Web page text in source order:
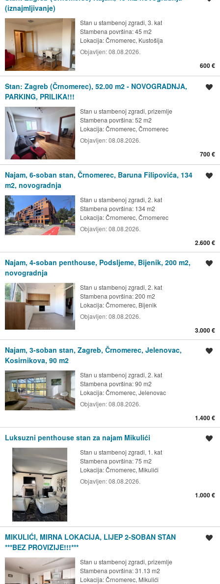
(iznajmljivanje)
Stan u stambenoj zgradi, 3. kat
Stambena površina: 45 m2
Lokacija:Črnomerec, Kustošija
Objavljen:08.08.2026.
600 €
Stan: Zagreb (Črnomerec), 52.00 m2 - NOVOGRADNJA,
PARKING, PRILIKA!!!
Stan u stambenoj zgradi, prizemlje
Stambena površina: 52 m2
Lokacija:Črnomerec, Črnomerec
Objavljen:08.08.2026.
700 €
Najam, 6-soban stan, Črnomerec, Baruna Filipovića, 134
m2, novogradnja
Stan u stambenoj zgradi, 2. kat
Stambena površina: 134 m2
Lokacija:Črnomerec, Črnomerec
Objavljen:08.08.2026.
2.600 €
Najam, 4-soban penthouse, Podsljeme, Bijenik, 200 m2,
novogradnja
Stan u stambenoj zgradi, 2. kat
Stambena površina: 200 m2
Lokacija:Črnomerec, Bijenik
Objavljen:08.08.2026.
3.000 €
Najam, 3-soban stan, Zagreb, Črnomerec, Jelenovac,
Kosirnikova, 90 m2
Stan u stambenoj zgradi, 2. kat
Stambena površina: 90 m2
Lokacija:Črnomerec, Jelenovac
Objavljen:08.08.2026.
1.400 €
Luksuzni penthouse stan za najam Mikulići
Stan u stambenoj zgradi, 1. kat
Stambena površina: 75 m2
Lokacija:Črnomerec, Mikulići
Objavljen:08.08.2026.
1.000 €
MIKULIĆI, MIRNA LOKACIJA, LIJEP 2-SOBAN STAN
***BEZ PROVIZIJE!!!***
Stan u stambenoj zgradi, prizemlje
Stambena površina: 31.13 m2
Lokacija:Črnomerec, Mikulići